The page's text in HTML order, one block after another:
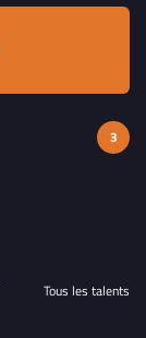
3
Tous les talents